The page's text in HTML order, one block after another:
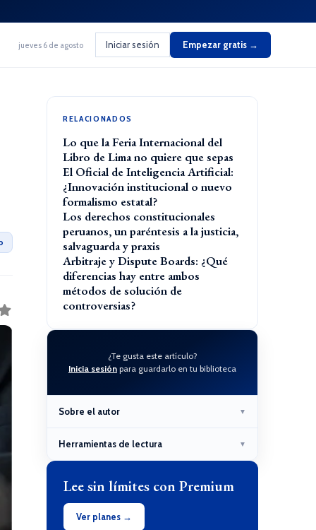
jueves 6 de agosto Iniciar sesión Empezar gratis →
RELACIONADOS
Lo que la Feria Internacional del
Libro de Lima no quiere que sepas
El Oficial de Inteligencia Artificial:
¿Innovación institucional o nuevo
formalismo estatal?
Los derechos constitucionales
peruanos, un paréntesis a la justicia,
salvaguarda y praxis
Arbitraje y Dispute Boards: ¿Qué
diferencias hay entre ambos
métodos de solución de
controversias?
¿Te gusta este artículo?
Inicia sesión para guardarlo en tu biblioteca
Sobre el autor ▼
Herramientas de lectura ▼
Lee sin límites con Premium
Ver planes →